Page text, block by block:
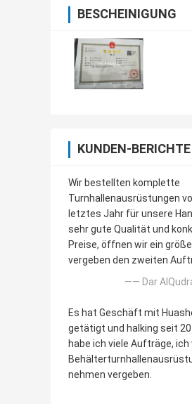
BESCHEINIGUNG
KUNDEN-BERICHTE
Wir bestellten komplette
Turnhallenausrüstungen
letztes Jahr für unsere
sehr gute Qualität und
Preise, öffnen wir ein
vergeben den zweiten
—— Dar
Es hat Geschäft mit
getätigt und halking seit
habe ich viele Aufträge,
nehmen vergeben.